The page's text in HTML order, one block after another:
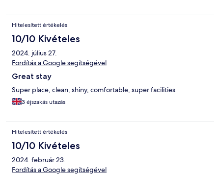
Hitelesített értékelés
10/10 Kivételes
2024. július 27.
Fordítás a Google segítségével
Great stay
Super place, clean, shiny, comfortable, super facilities
3 éjszakás utazás
Hitelesített értékelés
10/10 Kivételes
2024. február 23.
Fordítás a Google segítségével